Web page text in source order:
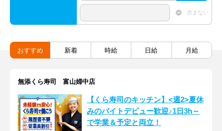
含まない
おすすめ 新着 時給 日給 月給
無添くら寿司 富山婦中店
【くら寿司のキッチン】<週2>夏休
みのバイトデビュー歓迎♪1日3h～
で学業＆予定と両立！